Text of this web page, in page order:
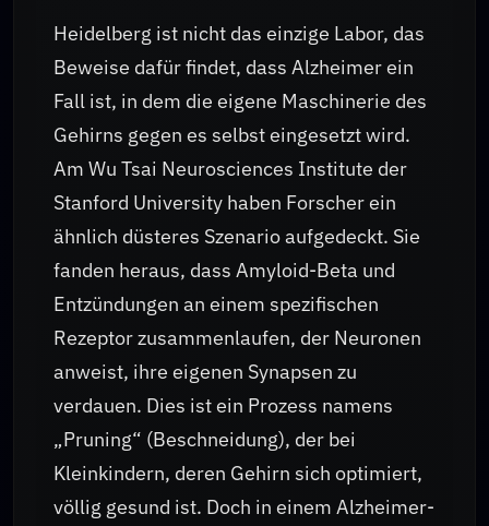
Heidelberg ist nicht das einzige Labor, das
Beweise dafür findet, dass Alzheimer ein
Fall ist, in dem die eigene Maschinerie des
Gehirns gegen es selbst eingesetzt wird.
Am Wu Tsai Neurosciences Institute der
Stanford University haben Forscher ein
ähnlich düsteres Szenario aufgedeckt. Sie
fanden heraus, dass Amyloid-Beta und
Entzündungen an einem spezifischen
Rezeptor zusammenlaufen, der Neuronen
anweist, ihre eigenen Synapsen zu
verdauen. Dies ist ein Prozess namens
„Pruning“ (Beschneidung), der bei
Kleinkindern, deren Gehirn sich optimiert,
völlig gesund ist. Doch in einem Alzheimer-